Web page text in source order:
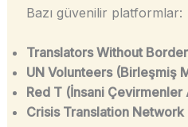
Bazı güvenilir platformlar:
Translators Without
UN Volunteers (Birleşmiş
Red T (İnsani Çevirmenler
Crisis Translation Network